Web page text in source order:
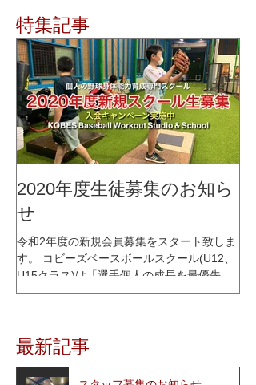
特集記事
2020年度生徒募集のお知ら
せ
令和2年度の新規会員募集をスタート致しま
す。 コビーズベースボールスクール(U12、
U15クラス)は「選手個人の成長を最優先に
考える」をコンセプトに、少人数制スクー
レッスン内容はコビーズ代表...
最新記事